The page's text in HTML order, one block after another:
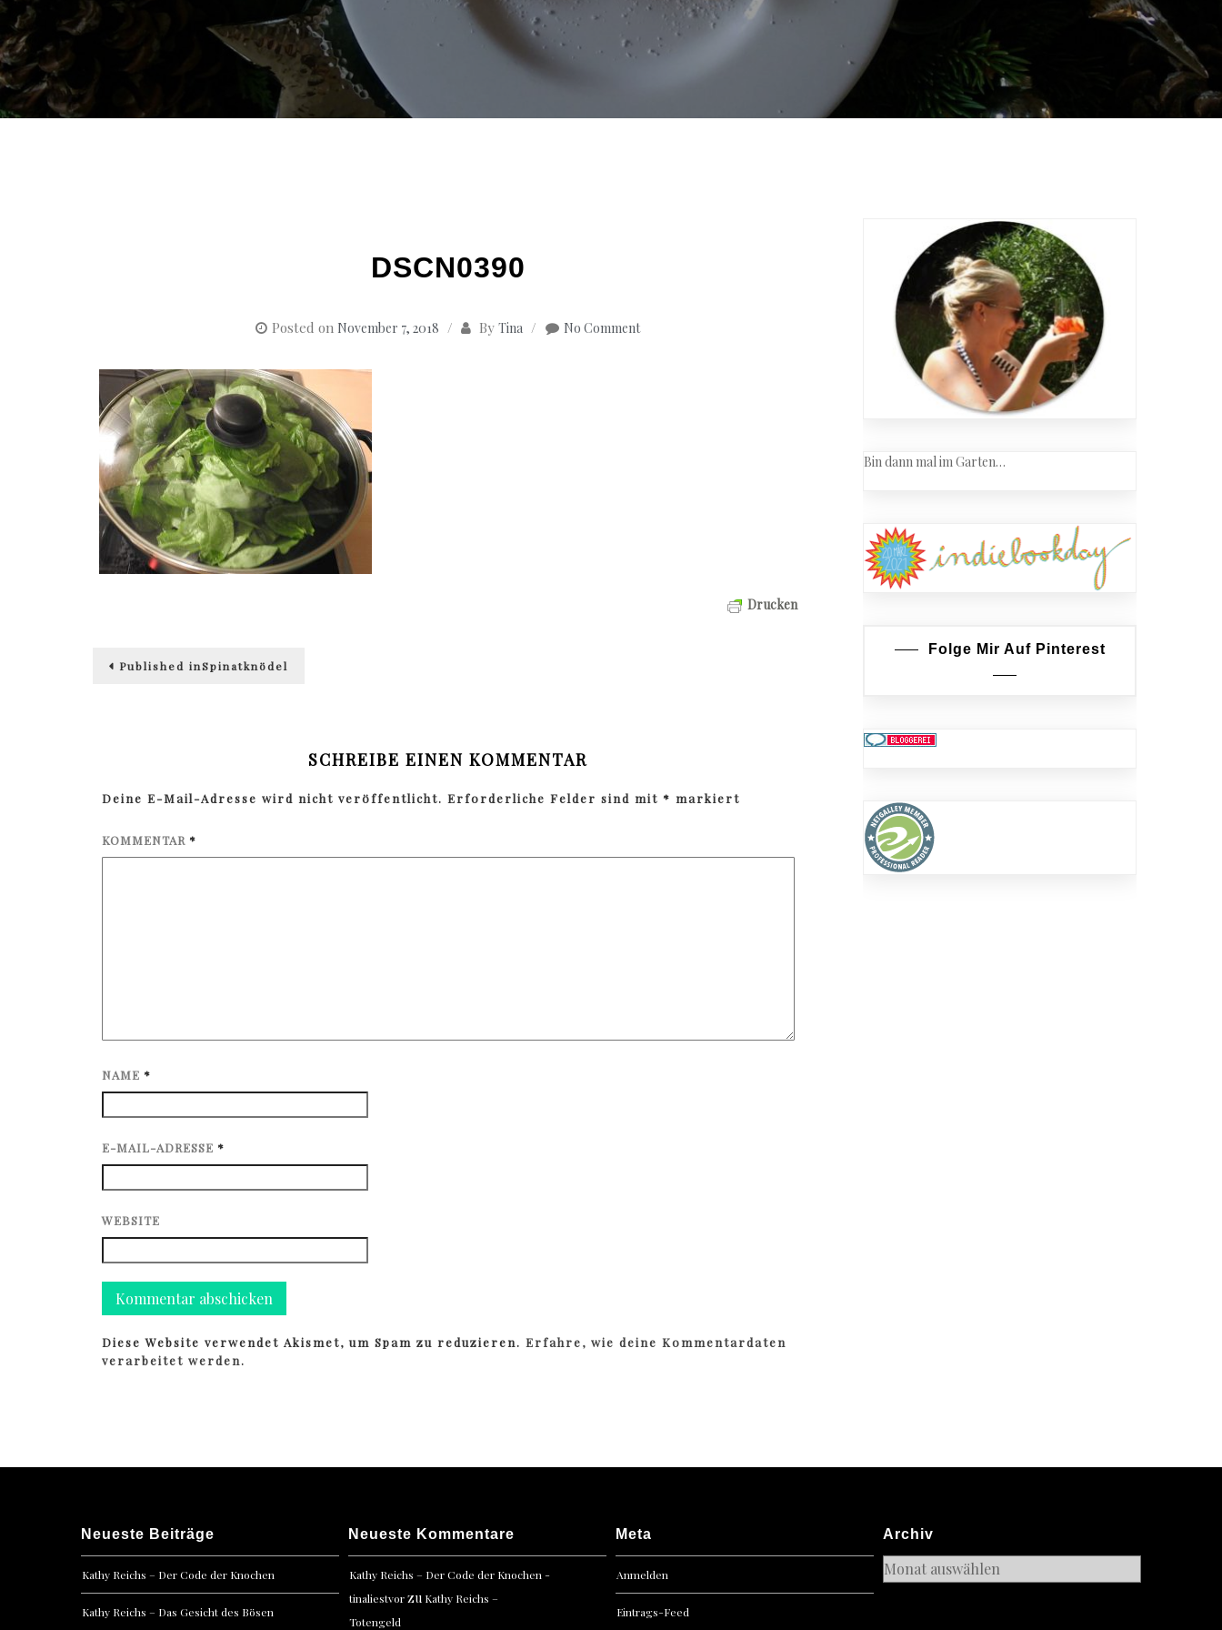
DSCN0390
Posted on November 7, 2018 By Tina No Comment
Drucken
Beitragsnavigation
Published inSpinatknödel
SCHREIBE EINEN KOMMENTAR
Deine E-Mail-Adresse wird nicht veröffentlicht. Erforderliche Felder sind mit * markiert
KOMMENTAR *
NAME *
E-MAIL-ADRESSE *
WEBSITE
Diese Website verwendet Akismet, um Spam zu reduzieren.Erfahre, wie deine Kommentardaten
verarbeitet werden.
Bin dann mal im Garten…
Folge Mir Auf Pinterest
Neueste Beiträge
Kathy Reichs – Der Code der Knochen
Kathy Reichs – Das Gesicht des Bösen
Neueste Kommentare
Kathy Reichs – Der Code der Knochen -
tinaliestvorzu Kathy Reichs –
Totengeld
Meta
Anmelden
Eintrags-Feed
Archiv
Archiv